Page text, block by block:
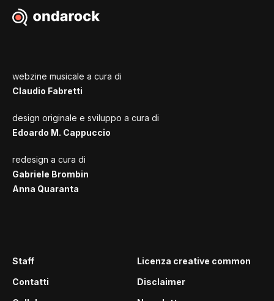
webzine musicale a cura di
Claudio Fabretti
design originale e sviluppo a cura di
Edoardo M. Cappuccio
redesign a cura di
Gabriele Brombin
Anna Quaranta
Staff
Contatti
Licenza creative common
Disclaimer